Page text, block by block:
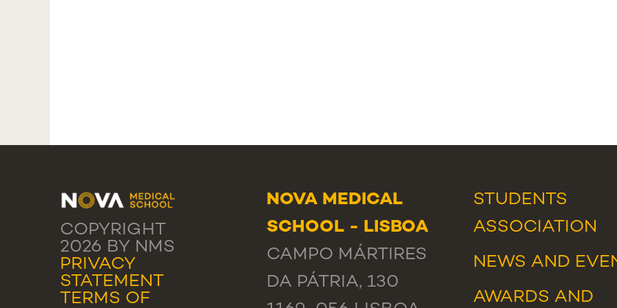
COPYRIGHT
2026 BY NMS
PRIVACY
STATEMENT
TERMS OF
NOVA MEDICAL
SCHOOL - LISBOA
CAMPO MÁRTIRES
DA PÁTRIA, 130
STUDENTS
ASSOCIATION
NEWS AND
AWARDS AND